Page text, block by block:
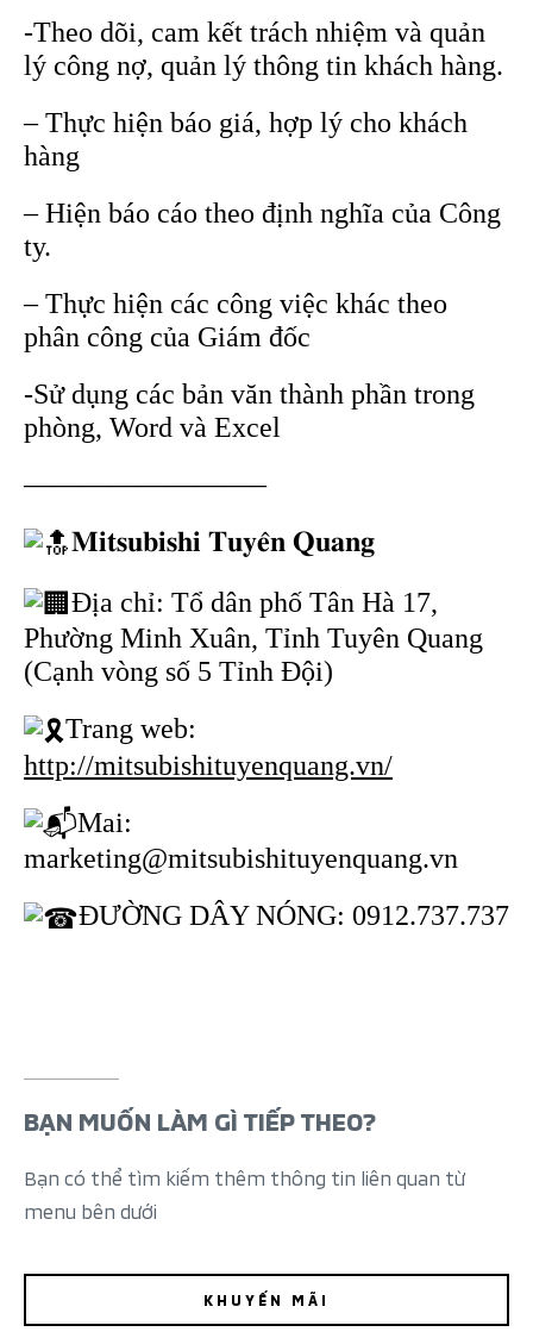
-Theo dõi, cam kết trách nhiệm và quản
lý công nợ, quản lý thông tin khách hàng.
– Thực hiện báo giá, hợp lý cho khách
hàng
– Hiện báo cáo theo định nghĩa của Công
ty.
– Thực hiện các công việc khác theo
phân công của Giám đốc
-Sử dụng các bản văn thành phần trong
phòng, Word và Excel
————————–
𝐌𝐢𝐭𝐬𝐮𝐛𝐢𝐬𝐡𝐢 𝐓𝐮𝐲𝐞̂𝐧 𝐐𝐮𝐚𝐧𝐠
Địa chỉ: Tổ dân phố Tân Hà 17,
Phường Minh Xuân, Tỉnh Tuyên Quang
(Cạnh vòng số 5 Tỉnh Đội)
Trang web:
http://mitsubishituyenquang.vn/
Mai:
marketing@mitsubishituyenquang.vn
ĐƯỜNG DÂY NÓNG: 0912.737.737
BẠN MUỐN LÀM GÌ TIẾP THEO?
Bạn có thể tìm kiếm thêm thông tin liên quan từ
menu bên dưới
KHUYẾN MÃI